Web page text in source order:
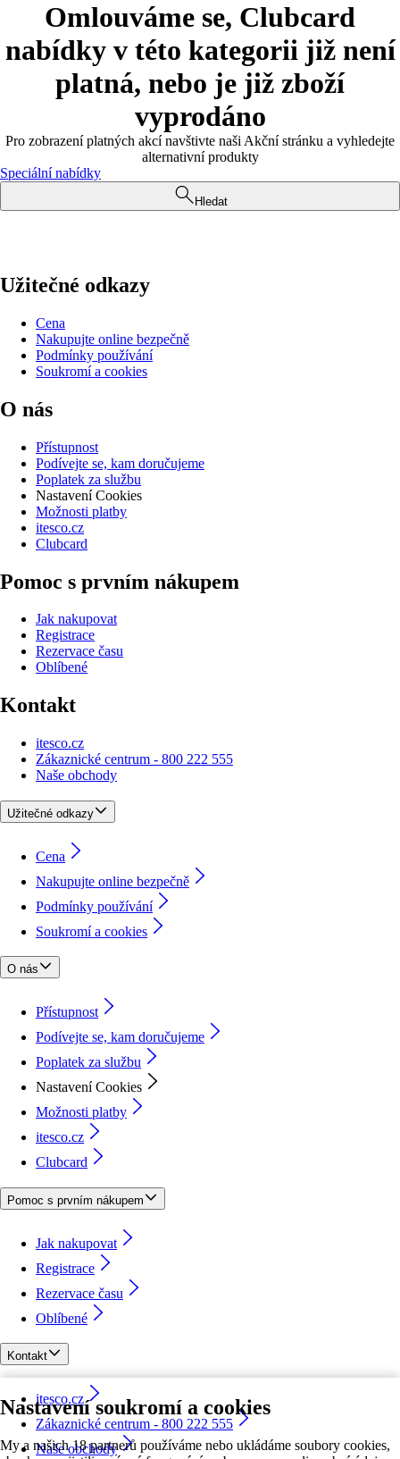
Nastavení soukromí a cookies
My a našich 18 partnerů používáme nebo ukládáme soubory cookies,
Omlouváme se, Clubcard
nabídky v této kategorii již není
platná, nebo je již zboží
vyprodáno
Pro zobrazení platných akcí navštivte naši Akční stránku a vyhledejte
alternativní produkty
Speciální nabídky
Hledat
Užitečné odkazy
Cena
Nakupujte online bezpečně
Podmínky používání
Soukromí a cookies
O nás
Přístupnost
Podívejte se, kam doručujeme
Poplatek za službu
Nastavení Cookies
Možnosti platby
itesco.cz
Clubcard
Pomoc s prvním nákupem
Jak nakupovat
Registrace
Rezervace času
Oblíbené
Kontakt
itesco.cz
Zákaznické centrum - 800 222 555
Naše obchody
Užitečné odkazy
Cena
Nakupujte online bezpečně
Podmínky používání
Soukromí a cookies
O nás
Přístupnost
Podívejte se, kam doručujeme
Poplatek za službu
Nastavení Cookies
Možnosti platby
itesco.cz
Clubcard
Pomoc s prvním nákupem
Jak nakupovat
Registrace
Rezervace času
Oblíbené
Kontakt
itesco.cz
Zákaznické centrum - 800 222 555
Naše obchody